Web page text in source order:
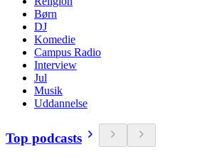
Børn
DJ
Komedie
Campus Radio
Interview
Jul
Musik
Uddannelse
Top podcasts